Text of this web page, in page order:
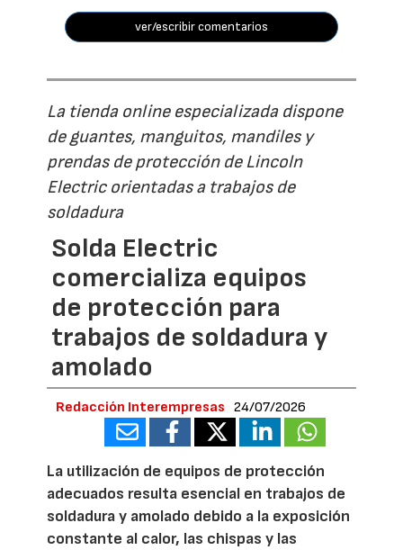
ver/escribir comentarios
La tienda online especializada dispone
de guantes, manguitos, mandiles y
prendas de protección de Lincoln
Electric orientadas a trabajos de
soldadura
Solda Electric
comercializa equipos
de protección para
trabajos de soldadura y
amolado
Redacción Interempresas 24/07/2026
La utilización de equipos de protección
adecuados resulta esencial en trabajos de
soldadura y amolado debido a la exposición
constante al calor, las chispas y las